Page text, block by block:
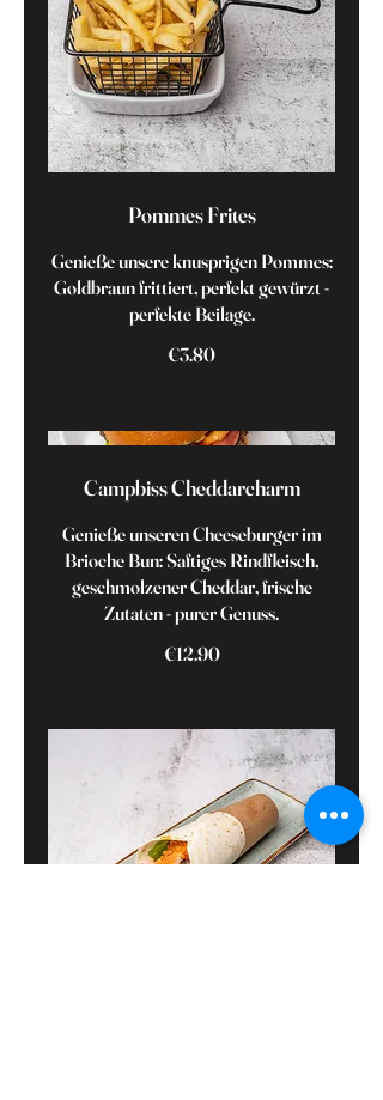
Pommes Frites
Genieße unsere knusprigen Pommes:
Goldbraun frittiert, perfekt gewürzt -
perfekte Beilage.
€3.80
Campbiss Cheddarcharm
Genieße unseren Cheeseburger im
Brioche Bun: Saftiges Rindfleisch,
geschmolzener Cheddar, frische
Zutaten - purer Genuss.
€12.90